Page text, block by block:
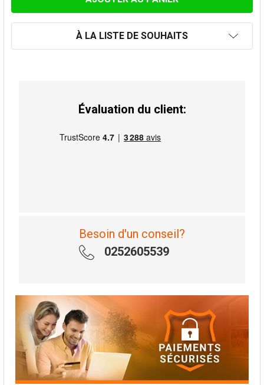
À LA LISTE DE SOUHAITS
Évaluation du client:
Besoin d'un conseil?
0252605539